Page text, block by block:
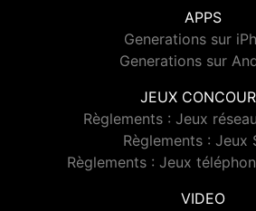
APPS
Generations sur
Generations sur
JEUX
Règlements : Jeux
Règlements : Jeux
Règlements : Jeux
VIDEO